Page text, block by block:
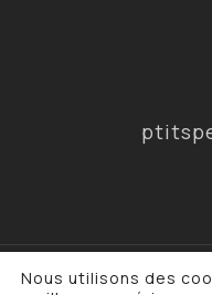
© 2026 P'tit
Nous utilisons des